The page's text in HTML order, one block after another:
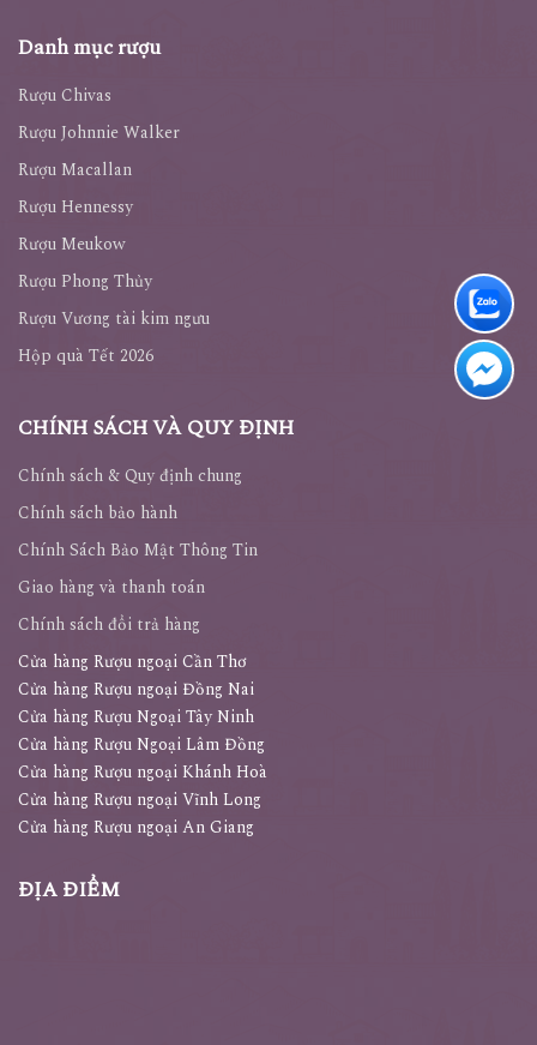
Danh mục rượu
Rượu Chivas
Rượu Johnnie Walker
Rượu Macallan
Rượu Hennessy
Rượu Meukow
Rượu Phong Thủy
Rượu Vương tài kim ngưu
Hộp quà Tết 2026
CHÍNH SÁCH VÀ QUY ĐỊNH
Chính sách & Quy định chung
Chính sách bảo hành
Chính Sách Bảo Mật Thông Tin
Giao hàng và thanh toán
Chính sách đổi trả hàng
Cửa hàng Rượu ngoại Cần Thơ
Cửa hàng Rượu ngoại Đồng Nai
Cửa hàng Rượu Ngoại Tây Ninh
Cửa hàng Rượu Ngoại Lâm Đồng
Cửa hàng Rượu ngoại Khánh Hoà
Cửa hàng Rượu ngoại Vĩnh Long
Cửa hàng Rượu ngoại An Giang
ĐỊA ĐIỂM